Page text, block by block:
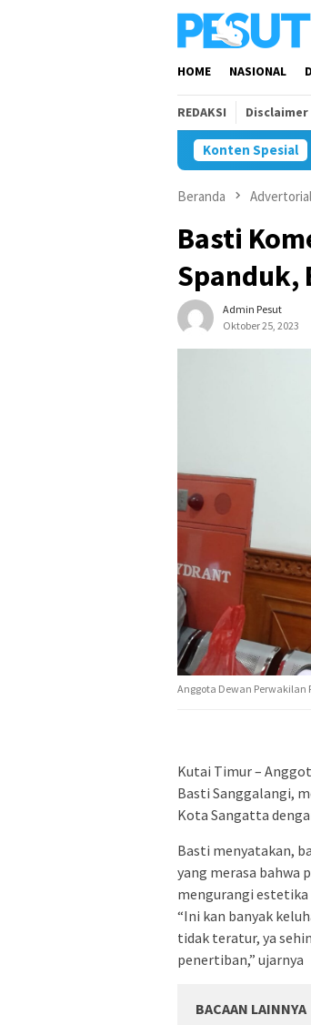
HOME NASIONAL
REDAKSI Disclaimer
Konten Spesial
Beranda Advertorial
Basti
Spanduk,
Admin Pesut
Oktober 25, 2023
Anggota Dewan Perwakilan
Kutai Timur –
Basti Sanggalangi,
Kota Sangatta
Basti menyatakan,
yang merasa bahwa
mengurangi
“Ini kan banyak
tidak teratur, ya
penertiban,” ujarnya
BACAAN LAINNYA